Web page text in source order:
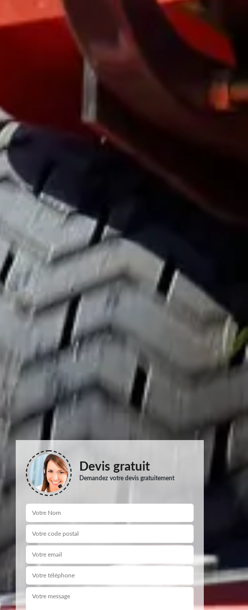
Devis gratuit
Demandez votre devis gratuitement